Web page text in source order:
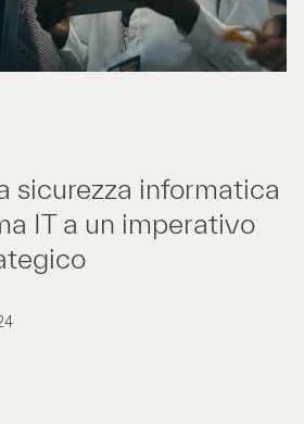
sicurezza informatica
IT a un imperativo